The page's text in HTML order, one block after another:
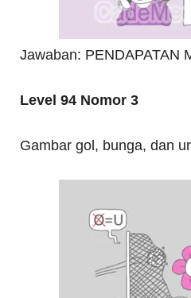
Jawaban: PENDAPATAN
Level 94 Nomor 3
Gambar gol, bunga, dan